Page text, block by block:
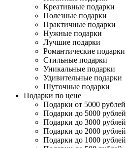
Креативные подарки
Полезные подарки
Практичные подарки
Нужные подарки
Лучшие подарки
Романтические подарки
Стильные подарки
Уникальные подарки
Удивительные подарки
Шуточные подарки
Подарки по цене
Подарки от 5000 рублей
Подарки до 5000 рублей
Подарки до 3000 рублей
Подарки до 2000 рублей
Подарки до 1000 рублей